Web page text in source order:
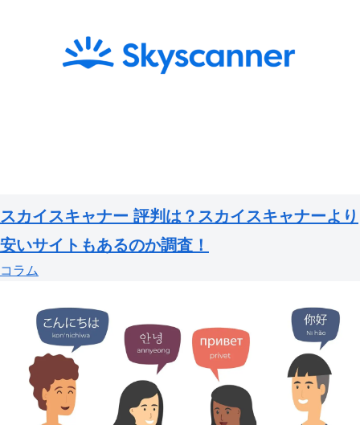
スカイスキャナー 評判は？スカイスキャナーより
安いサイトもあるのか調査！
コラム